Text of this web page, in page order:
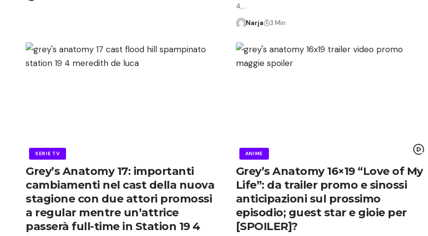
4,…
Narja 3 Min
SERIE TV
Grey’s Anatomy 17: importanti
cambiamenti nel cast della nuova
stagione con due attori promossi
a regular mentre un’attrice
passerà full-time in Station 19 4
ANIME
Grey’s Anatomy 16×19 “Love of My
Life”: da trailer promo e sinossi
anticipazioni sul prossimo
episodio; guest star e gioie per
[SPOILER]?